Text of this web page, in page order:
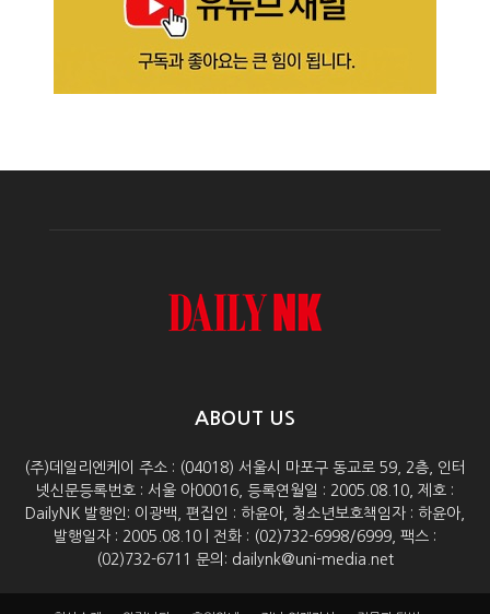
ABOUT US
(주)데일리엔케이 주소 : (04018) 서울시 마포구 동교로 59, 2층, 인터
넷신문등록번호 : 서울 아00016, 등록연월일 : 2005.08.10, 제호 :
DailyNK 발행인: 이광백, 편집인 : 하윤아, 청소년보호책임자 : 하윤아,
발행일자 : 2005.08.10 | 전화 : (02)732-6998/6999, 팩스 :
(02)732-6711 문의: dailynk@uni-media.net